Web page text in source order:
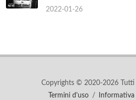
2022-01-26
Copyrights © 2020-2026
Termini d'uso
/